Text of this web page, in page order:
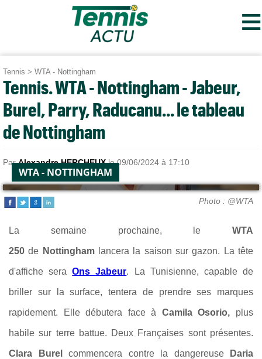
≡
Tennis > WTA - Nottingham
Tennis. WTA - Nottingham - Jabeur,
Burel, Parry, Raducanu... le tableau
de Nottingham
ParAlexandre HERCHEUXle 09/06/2024 à 17:10
WTA - NOTTINGHAM
Photo : @WTA
La semaine prochaine, le WTA
250de Nottinghamlancera la saison sur gazon. La tête
d'affiche seraOns Jabeur. La Tunisienne, capable de
briller sur la surface, tentera de prendre ses marques
rapidement. Elle débutera face à Camila Osorio, plus
habile sur terre battue. Deux Françaises sont présentes.
Clara Burel commencera contre la dangereuseDaria